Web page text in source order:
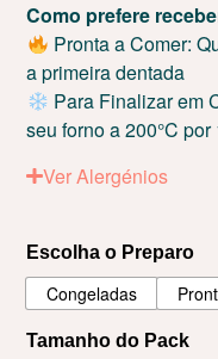
Como prefere
Pronta a Comer:
a primeira dentada
Para Finalizar em
seu forno a 200°C
Ver Alergénios
Escolha o Preparo
Congeladas
Tamanho do Pack